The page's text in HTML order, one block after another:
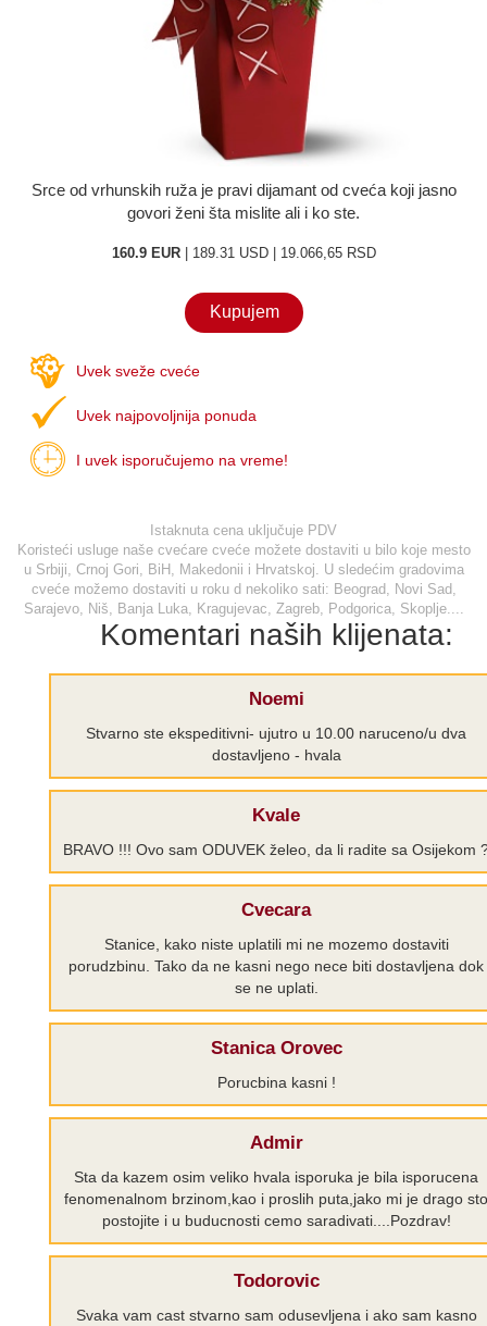
O nama
Kontakt
Srce od vrhunskih ruža je pravi dijamant od cveća koji jasno
govori ženi šta mislite ali i ko ste.
160.9 EUR| 189.31 USD | 19.066,65 RSD
Kupujem
Uvek sveže cveće
Uvek najpovoljnija ponuda
I uvek isporučujemo na vreme!
Istaknuta cena uključuje PDV
Koristeći usluge naše cvećare cveće možete dostaviti u bilo koje mesto
u Srbiji, Crnoj Gori, BiH, Makedonii i Hrvatskoj. U sledećim gradovima
cveće možemo dostaviti u roku d nekoliko sati: Beograd, Novi Sad,
Sarajevo, Niš, Banja Luka, Kragujevac, Zagreb, Podgorica, Skoplje....
Komentari naših klijenata:
Noemi
Stvarno ste ekspeditivni- ujutro u 10.00 naruceno/u dva
dostavljeno - hvala
Kvale
BRAVO !!! Ovo sam ODUVEK želeo, da li radite sa Osijekom
Cvecara
Stanice, kako niste uplatili mi ne mozemo dostaviti
porudzbinu. Tako da ne kasni nego nece biti dostavljena dok
se ne uplati.
Stanica Orovec
Porucbina kasni !
Admir
Sta da kazem osim veliko hvala isporuka je bila isporucena
fenomenalnom brzinom,kao i proslih puta,jako mi je drago sto
postojite i u buducnosti cemo saradivati....Pozdrav!
Todorovic
Svaka vam cast stvarno sam odusevljena i ako sam kasno